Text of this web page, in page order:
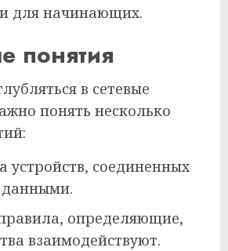
для начинающих.
понятия
в сетевые
понять несколько
устройств, соединенных
определяющие,
взаимодействуют.